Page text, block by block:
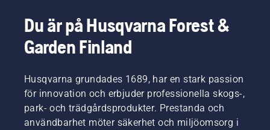
Du är på Husqvarna Forest &
Garden Finland
Husqvarna grundades 1689, har en stark passion
för innovation och erbjuder professionella skogs-,
park- och trädgårdsprodukter. Prestanda och
användbarhet möter säkerhet och miljöomsorg i